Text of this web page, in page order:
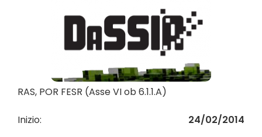
RAS, POR FESR (Asse VI ob 6.1.1.A)
Inizio:
24/02/2014